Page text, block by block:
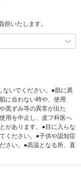
いたします。
ないでください。●肌に異
に合わない時や、使用
黒ずみ等の異常が出た
用を中止し、皮フ科医へ
があります。●目に入らな
ください。●子供や認知症
さい。●高温となる所、直